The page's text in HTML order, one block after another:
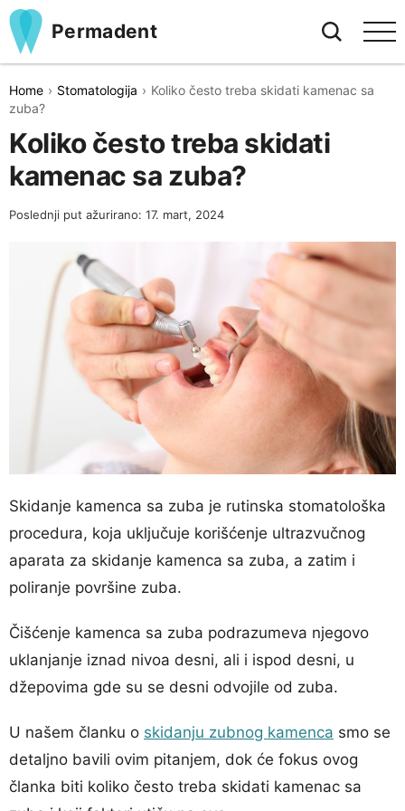
Permadent
Home Stomatologija
Koliko često treba skidati kamenac sa
zuba?
Koliko često treba skidati
kamenac sa zuba?
Poslednji put ažurirano: 17. mart, 2024
Skidanje kamenca sa zuba je rutinska stomatološka
procedura, koja uključuje korišćenje ultrazvučnog
aparata za skidanje kamenca sa zuba, a zatim i
poliranje površine zuba.
Čišćenje kamenca sa zuba podrazumeva njegovo
uklanjanje iznad nivoa desni, ali i ispod desni, u
džepovima gde su se desni odvojile od zuba.
U našem članku o skidanju zubnog kamenca smo se
detaljno bavili ovim pitanjem, dok će fokus ovog
članka biti koliko često treba skidati kamenac sa